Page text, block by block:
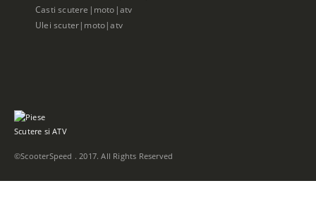
Casti scutere|moto|atv
Ulei scuter|moto|atv
©ScooterSpeed . 2017. All Rights Reserved